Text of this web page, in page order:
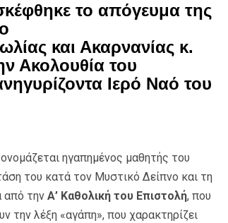
το απόγευμα της
και Ακαρνανίας κ.
Ακολουθία του
Ιερό Ναό του
ηγαπημένος μαθητής του
του κατά τον Μυστικό Δείπνο και τη
από την Α’ Καθολική του Επιστολή, που
την λέξη «αγάπη», που χαρακτηρίζει